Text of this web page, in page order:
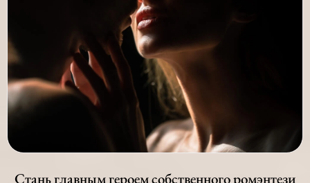
Стань главным героем собственного ромэнтези